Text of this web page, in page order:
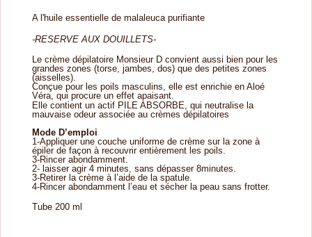
A l'huile essentielle de malaleuca purifiante
-RESERVE AUX DOUILLETS-
Le crème dépilatoire Monsieur D convient aussi bien pour les
grandes zones (torse, jambes, dos) que des petites zones
(aisselles).
Conçue pour les poils masculins, elle est enrichie en Aloé
Véra, qui procure un effet apaisant.
Elle contient un actif PILE ABSORBE, qui neutralise la
mauvaise odeur associée au crèmes dépilatoires
Mode D’emploi
1-Appliquer une couche uniforme de crème sur la zone à
épiler de façon à recouvrir entièrement les poils.
3-Rincer abondamment.
2- laisser agir 4 minutes, sans dépasser 8minutes.
3-Retirer la crème à l’aide de la spatule.
4-Rincer abondamment l’eau et sécher la peau sans frotter.
Tube 200 ml